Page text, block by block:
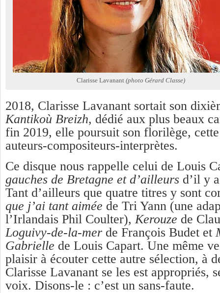
Clarisse Lavanant (photo Gérard Classe)
2018, Clarisse Lavanant sortait son
Kantikoù Breizh, dédié aux plus beaux
fin 2019, elle poursuit son florilège,
auteurs-compositeurs-interprètes.
Ce disque nous rappelle celui de Louis
gauches de Bretagne et d’ailleurs d’il y
Tant d’ailleurs que quatre titres y sont
que j’ai tant aimée de Tri Yann (une
l’Irlandais Phil Coulter), Kerouze de
Loguivy-de-la-mer de François Budet et
Gabrielle de Louis Capart. Une même
plaisir à écouter cette autre sélection, à
Clarisse Lavanant se les est appropriés,
voix. Disons-le : c’est un sans-faute.